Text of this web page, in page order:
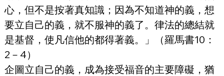
心，但不是按著真知識；因為不知道神的義，想
要立自己的義，就不服神的義了。律法的總結就
是基督，使凡信他的都得著義。」（羅馬書10：
2－4）
企圖立自己的義，成為接受福音的主要障礙，猶